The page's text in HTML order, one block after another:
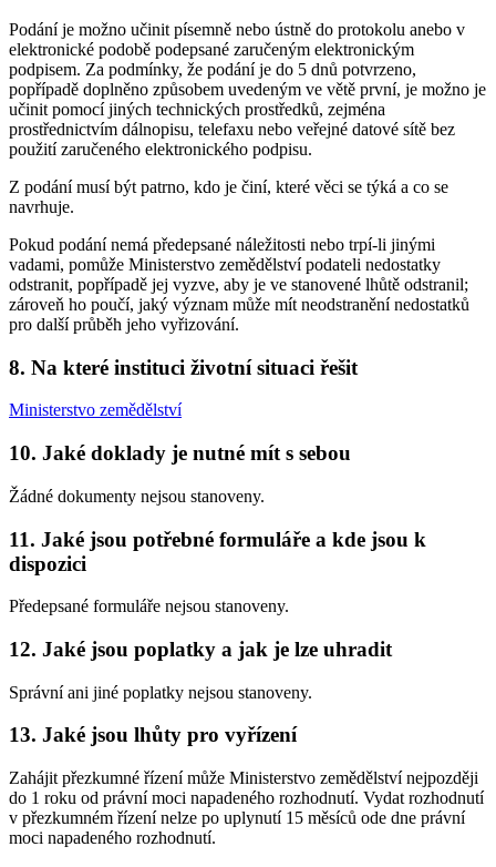
Podání je možno učinit písemně nebo ústně do protokolu anebo v
elektronické podobě podepsané zaručeným elektronickým
podpisem. Za podmínky, že podání je do 5 dnů potvrzeno,
popřípadě doplněno způsobem uvedeným ve větě první, je možno je
učinit pomocí jiných technických prostředků, zejména
prostřednictvím dálnopisu, telefaxu nebo veřejné datové sítě bez
použití zaručeného elektronického podpisu.
Z podání musí být patrno, kdo je činí, které věci se týká a co se
navrhuje.
Pokud podání nemá předepsané náležitosti nebo trpí-li jinými
vadami, pomůže Ministerstvo zemědělství podateli nedostatky
odstranit, popřípadě jej vyzve, aby je ve stanovené lhůtě odstranil;
zároveň ho poučí, jaký význam může mít neodstranění nedostatků
pro další průběh jeho vyřizování.
8. Na které instituci životní situaci řešit
Ministerstvo zemědělství
10. Jaké doklady je nutné mít s sebou
Žádné dokumenty nejsou stanoveny.
11. Jaké jsou potřebné formuláře a kde jsou k
dispozici
Předepsané formuláře nejsou stanoveny.
12. Jaké jsou poplatky a jak je lze uhradit
Správní ani jiné poplatky nejsou stanoveny.
13. Jaké jsou lhůty pro vyřízení
Zahájit přezkumné řízení může Ministerstvo zemědělství nejpozději
do 1 roku od právní moci napadeného rozhodnutí. Vydat rozhodnutí
v přezkumném řízení nelze po uplynutí 15 měsíců ode dne právní
moci napadeného rozhodnutí.